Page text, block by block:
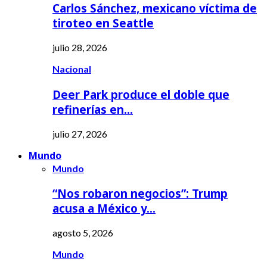
Carlos Sánchez, mexicano víctima de
tiroteo en Seattle
julio 28, 2026
Nacional
Deer Park produce el doble que
refinerías en…
julio 27, 2026
Mundo
Mundo
“Nos robaron negocios”: Trump
acusa a México y…
agosto 5, 2026
Mundo